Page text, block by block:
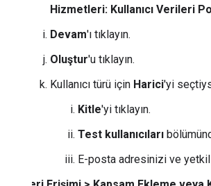
Hizmetleri: Kullanıcı Verileri
Devam'ı tıklayın.
Oluştur'u tıklayın.
Kullanıcı türü için Harici'yi
Kitle'yi tıklayın.
Test kullanıcıları
E-posta adresinizi ve yetkili